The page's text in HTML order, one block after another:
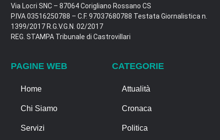
Via Locri SNC – 87064 Corigliano Rossano CS
P.IVA 03516250788 – C.F. 97037680788 Testata Giornalistica n.
1399/2017 R.G.V.G.N. 02/2017
REG. STAMPA Tribunale di Castrovillari
PAGINE WEB
Home
Chi Siamo
Servizi
CATEGORIE
Attualità
Cronaca
Politica